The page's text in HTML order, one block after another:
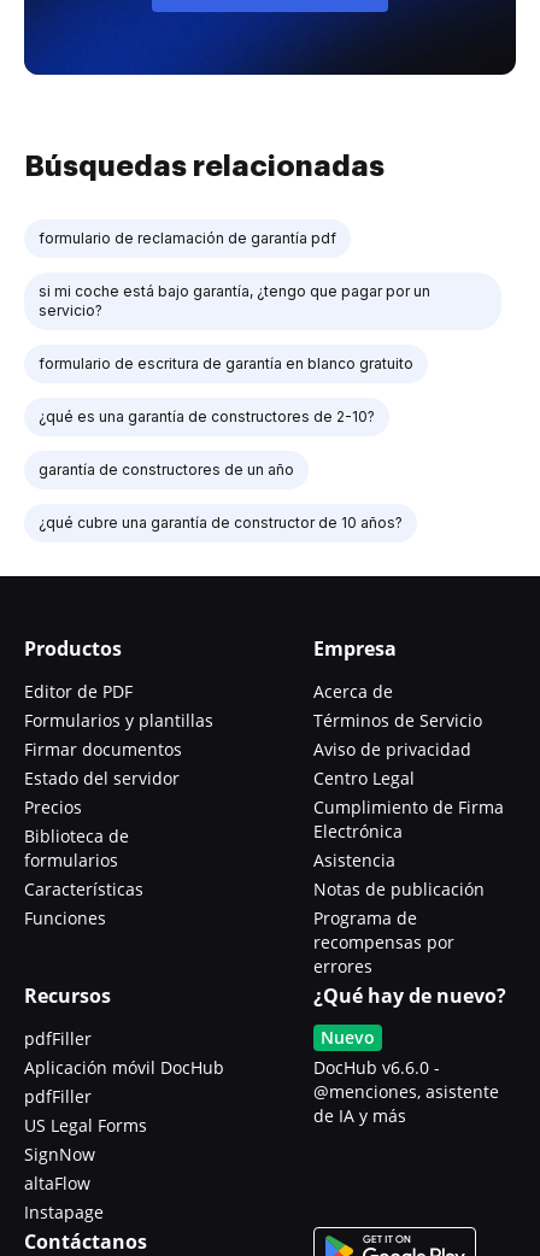
Búsquedas relacionadas
formulario de reclamación de garantía pdf
si mi coche está bajo garantía, ¿tengo que pagar por un
servicio?
formulario de escritura de garantía en blanco gratuito
¿qué es una garantía de constructores de 2-10?
garantía de constructores de un año
¿qué cubre una garantía de constructor de 10 años?
Productos
Editor de PDF
Formularios y plantillas
Firmar documentos
Estado del servidor
Precios
Biblioteca de
formularios
Características
Funciones
Empresa
Acerca de
Términos de Servicio
Aviso de privacidad
Centro Legal
Cumplimiento de Firma
Electrónica
Asistencia
Notas de publicación
Programa de
recompensas por
errores
Recursos
pdfFiller
Aplicación móvil DocHub
pdfFiller
US Legal Forms
SignNow
altaFlow
Instapage
¿Qué hay de nuevo?
Nuevo
DocHub v6.6.0 -
@menciones, asistente
de IA y más
Contáctanos